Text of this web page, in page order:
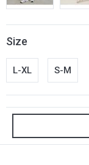
Size
L-XL S-M